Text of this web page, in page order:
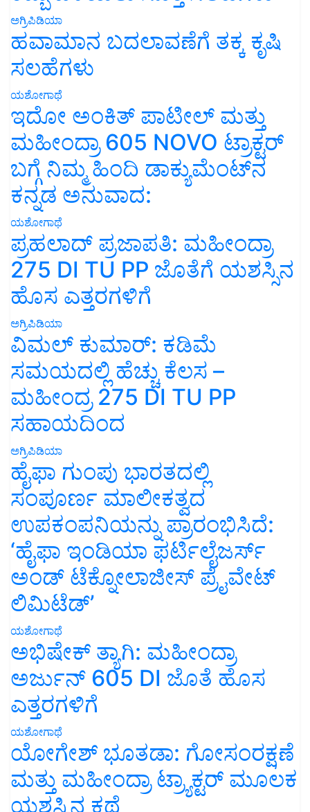
ಅಗ್ರಿಪಿಡಿಯಾ
ಹವಾಮಾನ ಬದಲಾವಣೆಗೆ ತಕ್ಕ ಕೃಷಿ
ಸಲಹೆಗಳು
ಯಶೋಗಾಥೆ
ಇದೋ ಅಂಕಿತ್ ಪಾಟೀಲ್ ಮತ್ತು
ಮಹೀಂದ್ರಾ 605 NOVO ಟ್ರಾಕ್ಟರ್
ಬಗ್ಗೆ ನಿಮ್ಮ ಹಿಂದಿ ಡಾಕ್ಯುಮೆಂಟ್‌ನ
ಕನ್ನಡ ಅನುವಾದ:
ಯಶೋಗಾಥೆ
ಪ್ರಹಲಾದ್ ಪ್ರಜಾಪತಿ: ಮಹೀಂದ್ರಾ
275 DI TU PP ಜೊತೆಗೆ ಯಶಸ್ಸಿನ
ಹೊಸ ಎತ್ತರಗಳಿಗೆ
ಅಗ್ರಿಪಿಡಿಯಾ
ವಿಮಲ್ ಕುಮಾರ್: ಕಡಿಮೆ
ಸಮಯದಲ್ಲಿ ಹೆಚ್ಚು ಕೆಲಸ –
ಮಹೀಂದ್ರ 275 DI TU PP
ಸಹಾಯದಿಂದ
ಅಗ್ರಿಪಿಡಿಯಾ
ಹೈಫಾ ಗುಂಪು ಭಾರತದಲ್ಲಿ
ಸಂಪೂರ್ಣ ಮಾಲೀಕತ್ವದ
ಉಪಕಂಪನಿಯನ್ನು ಪ್ರಾರಂಭಿಸಿದೆ:
‘ಹೈಫಾ ಇಂಡಿಯಾ ಫರ್ಟಿಲೈಜರ್ಸ್
ಅಂಡ್ ಟೆಕ್ನೋಲಾಜೀಸ್ ಪ್ರೈವೇಟ್
ಲಿಮಿಟೆಡ್’
ಯಶೋಗಾಥೆ
ಅಭಿಷೇಕ್ ತ್ಯಾಗಿ: ಮಹೀಂದ್ರಾ
ಅರ್ಜುನ್ 605 DI ಜೊತೆ ಹೊಸ
ಎತ್ತರಗಳಿಗೆ
ಯಶೋಗಾಥೆ
ಯೋಗೇಶ್ ಭೂತಡಾ: ಗೋಸಂರಕ್ಷಣೆ
ಮತ್ತು ಮಹೀಂದ್ರಾ ಟ್ರ್ಯಾಕ್ಟರ್ ಮೂಲಕ
ಯಶಸ್ಸಿನ ಕಥೆ